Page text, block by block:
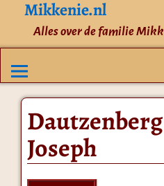
Mikkenie.nl
Alles over de familie
Joseph